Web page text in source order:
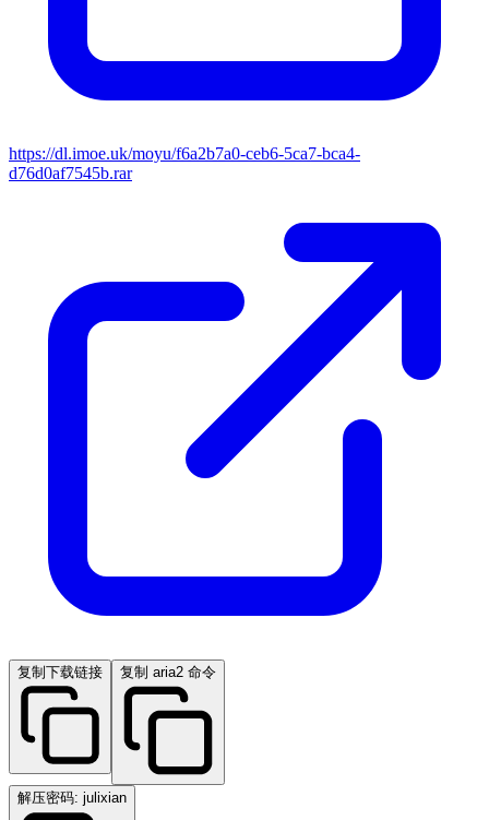
https://dl.imoe.uk/moyu/f6a2b7a0-ceb6-5ca7-bca4-
d76d0af7545b.rar
复制下载链接 复制 aria2 命令
解压密码: julixian